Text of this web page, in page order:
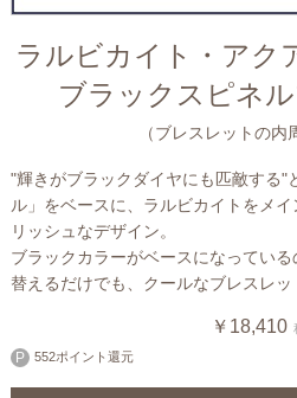
ラルビカイト・ア
ブラックスピネ
（ブレスレットの内
"輝きがブラックダイヤにも匹敵する"
ル」をベースに、ラルビカイトをメ
リッシュなデザイン。
ブラックカラーがベースになってい
替えるだけでも、クールなブレスレッ
￥18,410
552ポイント還元